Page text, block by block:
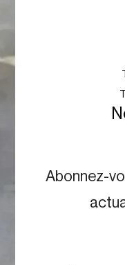
Abonnez-